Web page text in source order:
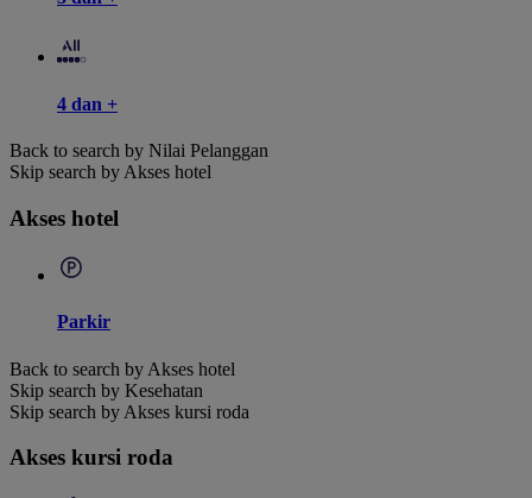
4 dan +
Back to search by Nilai Pelanggan
Skip search by Akses hotel
Akses hotel
Parkir
Back to search by Akses hotel
Skip search by Kesehatan
Skip search by Akses kursi roda
Akses kursi roda